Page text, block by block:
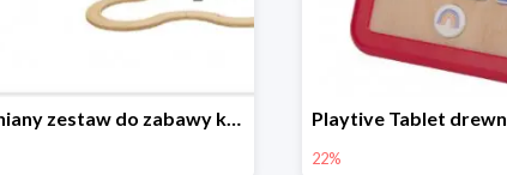
Drewniany zestaw do zabawy kolejką - farma i wiadukt
22%